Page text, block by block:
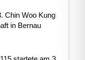
Chin Woo Kung
in Bernau